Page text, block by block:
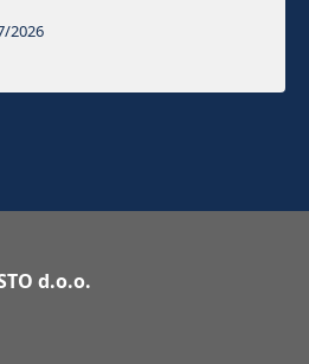
2026
d.o.o.